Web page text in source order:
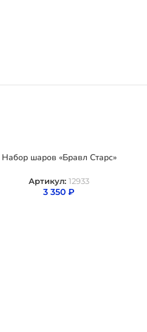
Набор шаров «Бравл Старс»
Артикул: 12933
3 350 ₽